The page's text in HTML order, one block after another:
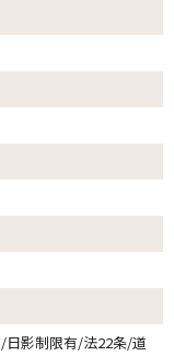
影制限有/法22条/道